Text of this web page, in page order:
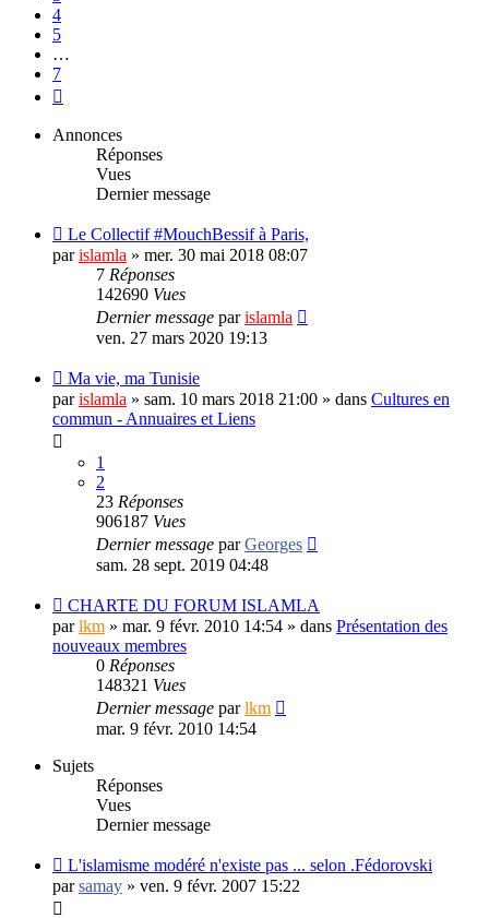
4
5
…
7
Annonces
Réponses
Vues
Dernier message
Le Collectif #MouchBessif à Paris,
parislamla » mer. 30 mai 2018 08:07
7 Réponses
142690 Vues
Dernier message parislamla
ven. 27 mars 2020 19:13
Ma vie, ma Tunisie
parislamla » sam. 10 mars 2018 21:00 » dans Cultures en
commun - Annuaires et Liens
1
2
23 Réponses
906187 Vues
Dernier message parGeorges
sam. 28 sept. 2019 04:48
CHARTE DU FORUM ISLAMLA
parlkm » mar. 9 févr. 2010 14:54 » dans Présentation des
nouveaux membres
0 Réponses
148321 Vues
Dernier message parlkm
mar. 9 févr. 2010 14:54
Sujets
Réponses
Vues
Dernier message
L'islamisme modéré n'existe pas ... selon .Fédorovski
parsamay » ven. 9 févr. 2007 15:22